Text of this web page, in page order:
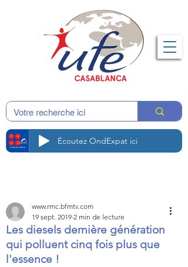
Écoutez OndExpat ici
Les diesels dernière génération
qui polluent cinq fois plus que
l'essence !
www.rmc.bfmtv.com
19 sept. 2019 2 min de lecture